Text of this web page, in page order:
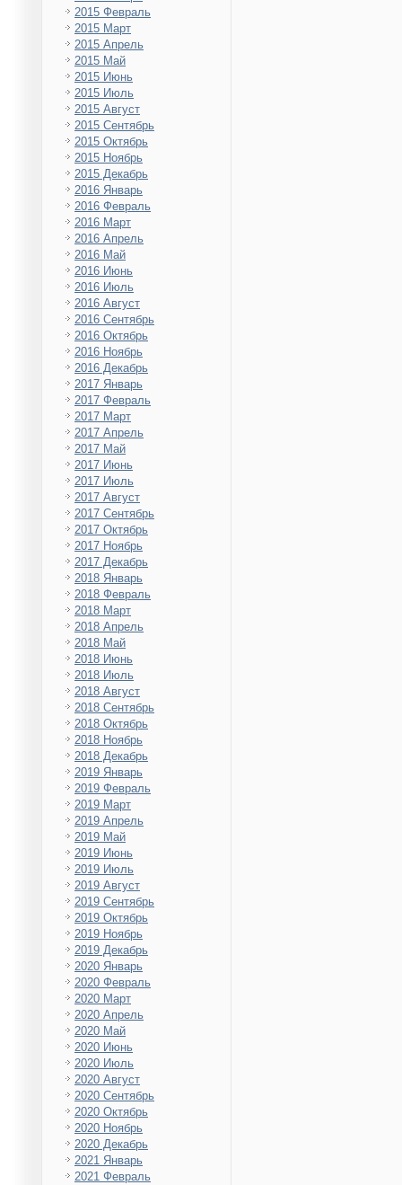
2015 Февраль
2015 Март
2015 Апрель
2015 Май
2015 Июнь
2015 Июль
2015 Август
2015 Сентябрь
2015 Октябрь
2015 Ноябрь
2015 Декабрь
2016 Январь
2016 Февраль
2016 Март
2016 Апрель
2016 Май
2016 Июнь
2016 Июль
2016 Август
2016 Сентябрь
2016 Октябрь
2016 Ноябрь
2016 Декабрь
2017 Январь
2017 Февраль
2017 Март
2017 Апрель
2017 Май
2017 Июнь
2017 Июль
2017 Август
2017 Сентябрь
2017 Октябрь
2017 Ноябрь
2017 Декабрь
2018 Январь
2018 Февраль
2018 Март
2018 Апрель
2018 Май
2018 Июнь
2018 Июль
2018 Август
2018 Сентябрь
2018 Октябрь
2018 Ноябрь
2018 Декабрь
2019 Январь
2019 Февраль
2019 Март
2019 Апрель
2019 Май
2019 Июнь
2019 Июль
2019 Август
2019 Сентябрь
2019 Октябрь
2019 Ноябрь
2019 Декабрь
2020 Январь
2020 Февраль
2020 Март
2020 Апрель
2020 Май
2020 Июнь
2020 Июль
2020 Август
2020 Сентябрь
2020 Октябрь
2020 Ноябрь
2020 Декабрь
2021 Январь
2021 Февраль